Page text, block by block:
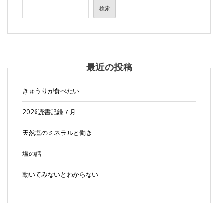
検索
最近の投稿
きゅうりが食べたい
2026読書記録７月
天然塩のミネラルと働き
塩の話
動いてみないとわからない